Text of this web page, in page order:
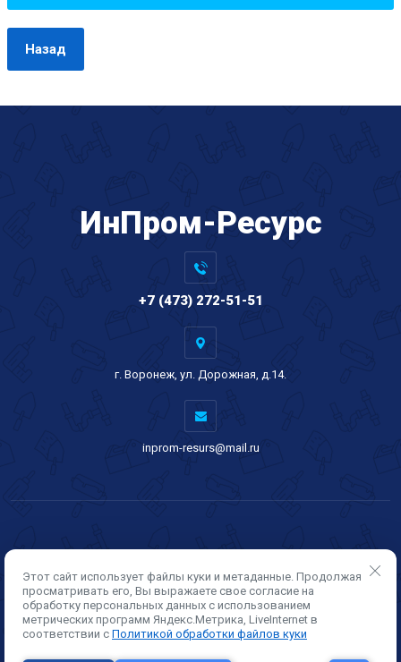
Назад
ИнПром-Ресурс
+7 (473) 272-51-51
г. Воронеж, ул. Дорожная, д.14.
inprom-resurs@mail.ru
Copyright © 2021 - 2026
Этот сайт использует файлы куки и метаданные. Продолжая
просматривать его, Вы выражаете свое согласие на
обработку персональных данных с использованием
метрических программ Яндекс.Метрика, LiveInternet в
соответствии с Политикой обработки файлов куки